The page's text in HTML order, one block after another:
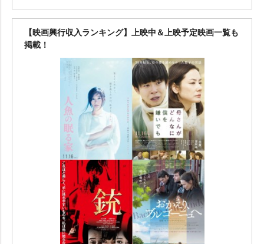
【映画興行収入ランキング】上映中＆上映予定映画一覧も
掲載！